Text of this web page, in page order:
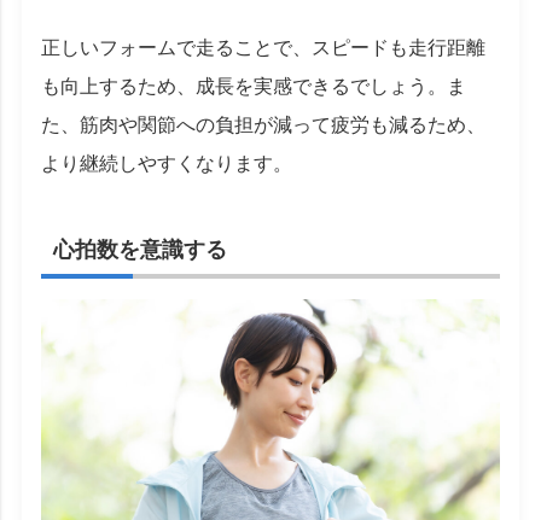
正しいフォームで走ることで、スピードも走行距離
も向上するため、成長を実感できるでしょう。ま
た、筋肉や関節への負担が減って疲労も減るため、
より継続しやすくなります。
心拍数を意識する